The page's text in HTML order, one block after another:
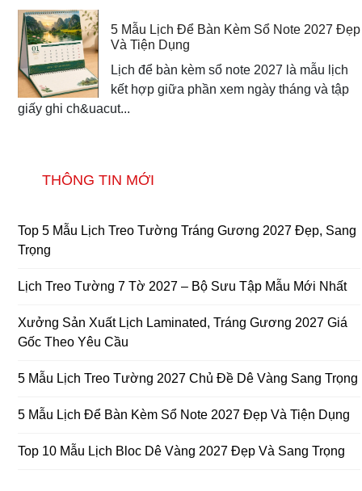
5 Mẫu Lịch Để Bàn Kèm Sổ Note 2027 Đẹp
Và Tiện Dụng
Lịch để bàn kèm sổ note 2027 là mẫu lịch
kết hợp giữa phần xem ngày tháng và tập
giấy ghi ch&uacut...
THÔNG TIN MỚI
Top 5 Mẫu Lịch Treo Tường Tráng Gương 2027 Đẹp, Sang
Trọng
Lịch Treo Tường 7 Tờ 2027 – Bộ Sưu Tập Mẫu Mới Nhất
Xưởng Sản Xuất Lịch Laminated, Tráng Gương 2027 Giá
Gốc Theo Yêu Cầu
5 Mẫu Lịch Treo Tường 2027 Chủ Đề Dê Vàng Sang Trọng
5 Mẫu Lịch Để Bàn Kèm Sổ Note 2027 Đẹp Và Tiện Dụng
Top 10 Mẫu Lịch Bloc Dê Vàng 2027 Đẹp Và Sang Trọng